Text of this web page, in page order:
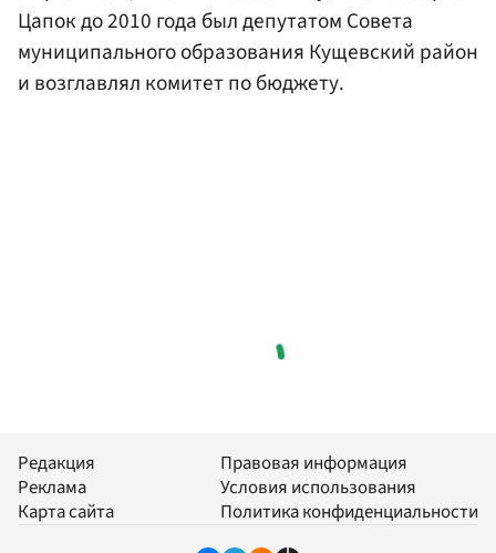
Цапок до 2010 года был депутатом Совета
муниципального образования Кущевский район
и возглавлял комитет по бюджету.
Редакция
Реклама
Карта сайта
Правовая информация
Условия использования
Политика конфиденциальности